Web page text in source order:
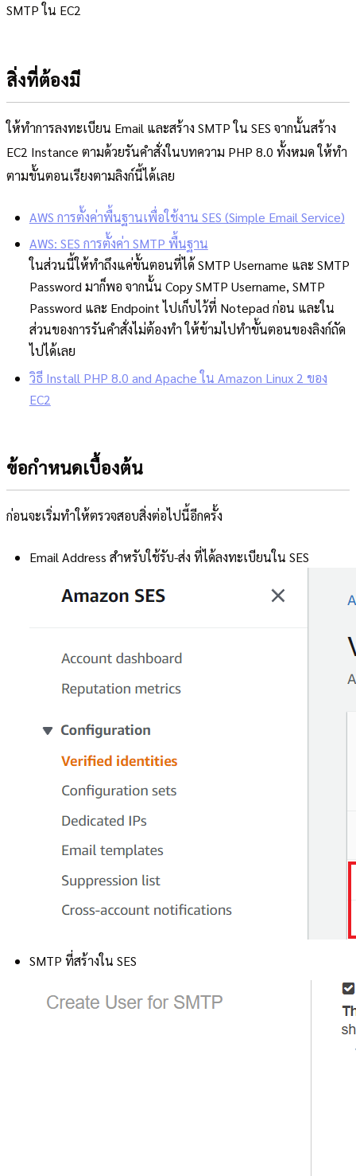
SMTP ใน EC2
สิ่งที่ต้องมี
ให้ทำการลงทะเบียน Email และสร้าง SMTP ใน SES จากนั้นสร้าง
EC2 Instance ตามด้วยรันคำสั่งในบทความ PHP 8.0 ทั้งหมด ให้ทำ
ตามขั้นตอนเรียงตามลิงก์นี้ได้เลย
AWS การตั้งค่าพื้นฐานเพื่อใช้งาน SES (Simple Email Service)
AWS: SES การตั้งค่า SMTP พื้นฐาน
ในส่วนนี้ให้ทำถึงแค่ขั้นตอนที่ได้ SMTP Username และ SMTP
Password มาก็พอ จากนั้น Copy SMTP Username, SMTP
Password และ Endpoint ไปเก็บไว้ที่ Notepad ก่อน และใน
ส่วนของการรันคำสั่งไม่ต้องทำ ให้ข้ามไปทำขั้นตอนของลิงก์ถัด
ไปได้เลย
วิธี Install PHP 8.0 and Apache ใน Amazon Linux 2 ของ
EC2
ข้อกำหนดเบื้องต้น
ก่อนจะเริ่มทำให้ตรวจสอบสิ่งต่อไปนี้อีกครั้ง
Email Address สำหรับใช้รับ-ส่ง ที่ได้ลงทะเบียนใน SES
SMTP ที่สร้างใน SES